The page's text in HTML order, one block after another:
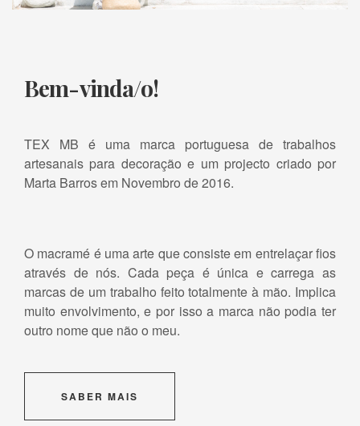
Bem-vinda/o!
TEX MB é uma marca portuguesa de trabalhos
artesanais para decoração e um projecto criado por
Marta Barros em Novembro de 2016.
O macramé é uma arte que consiste em entrelaçar fios
através de nós. Cada peça é única e carrega as
marcas de um trabalho feito totalmente à mão. Implica
muito envolvimento, e por isso a marca não podia ter
outro nome que não o meu.
SABER MAIS